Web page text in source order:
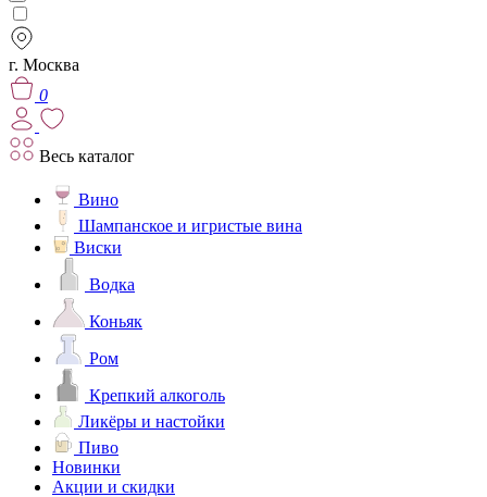
г. Москва
0
Весь каталог
Вино
Шампанское и игристые вина
Виски
Водка
Коньяк
Ром
Крепкий алкоголь
Ликёры и настойки
Пиво
Новинки
Акции и скидки